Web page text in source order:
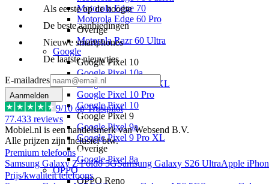
Motorola Edge 70
Motorola Edge 60 Pro
Overige
Motorola Razr 60 Ultra
Google
Google Pixel 10
Google Pixel 10a
Google Pixel 10 Pro XL
Google Pixel 10 Pro
Google Pixel 10
Google Pixel 9
Google Pixel 9a
Google Pixel 9 Pro XL
Overige
Google Pixel 8a
OPPO
OPPO Reno
Als eerste op de hoogte
De beste aanbiedingen
Nieuwe smartphones
De laatste nieuwtjes
E-mailadres
Aanmelden
9/10 op Trustpilot
77.433 reviews
Mobiel.nl is een handelsmerk van Websend B.V.
Alle prijzen zijn inclusief btw.
Premium telefoons
Samsung Galaxy Z Fold8 5GSamsung Galaxy S26 UltraApple
Prijs/kwaliteit telefoons